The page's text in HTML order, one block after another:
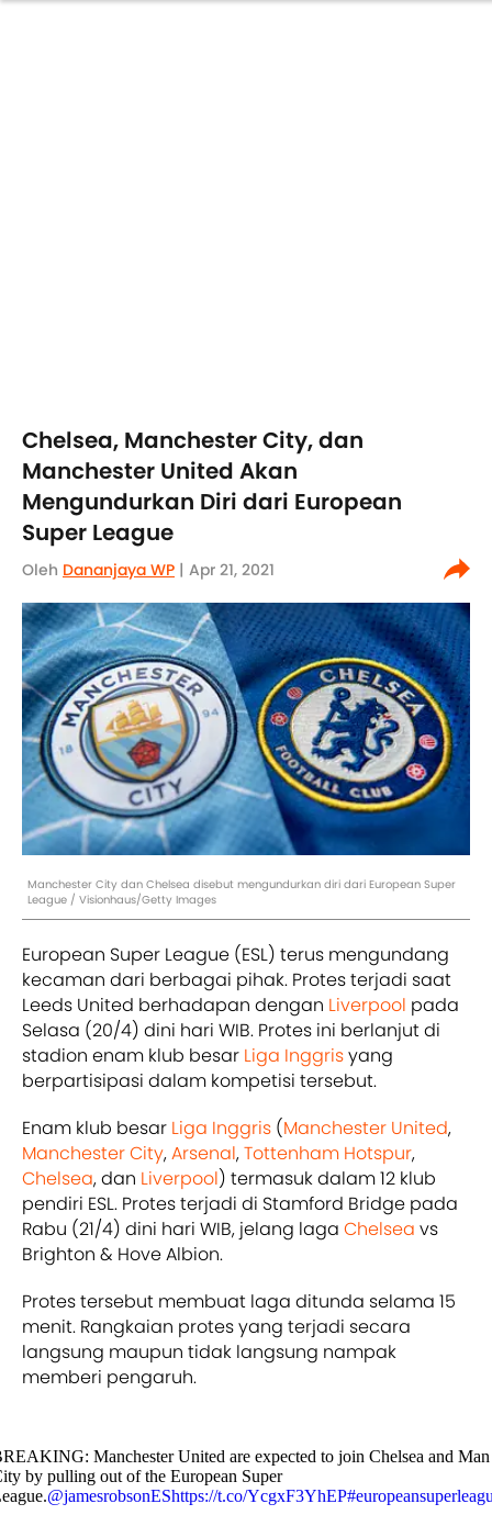
Chelsea, Manchester City, dan
Manchester United Akan
Mengundurkan Diri dari European
Super League
Oleh Dananjaya WP | Apr 21, 2021
Manchester City dan Chelsea disebut mengundurkan diri dari European Super
League / Visionhaus/Getty Images
European Super League (ESL) terus mengundang
kecaman dari berbagai pihak. Protes terjadi saat
Leeds United berhadapan dengan Liverpool pada
Selasa (20/4) dini hari WIB. Protes ini berlanjut di
stadion enam klub besar Liga Inggrisyang
berpartisipasi dalam kompetisi tersebut.
Enam klub besar Liga Inggris (Manchester United,
Manchester City,Arsenal,Tottenham Hotspur,
Chelsea, dan Liverpool) termasuk dalam 12 klub
pendiri ESL. Protes terjadi di Stamford Bridge pada
Rabu (21/4) dini hari WIB, jelang laga Chelsea vs
Brighton & Hove Albion.
Protes tersebut membuat laga ditunda selama 15
menit. Rangkaian protes yang terjadi secara
langsung maupun tidak langsung nampak
memberi pengaruh.
Manchester United are expected to join Chelsea and Man
by pulling out of the European Super
@jamesrobsonEShttps://t.co/YcgxF3YhEP